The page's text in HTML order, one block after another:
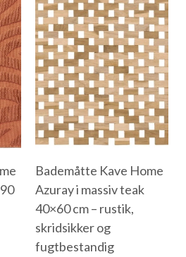
Bademåtte Kave Home
Azuray i massiv teak
40×60 cm – rustik,
skridsikker og
fugtbestandig